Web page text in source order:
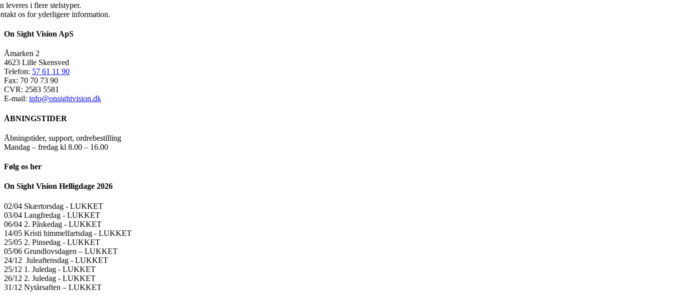
leveres i flere stelstyper.
os for yderligere information.
On Sight Vision ApS
Åmarken 2
4623 Lille Skensved
Telefon: 57 61 11 90
Fax: 70 70 73 90
CVR: 2583 5581
E-mail: info@onsightvision.dk
ÅBNINGSTIDER
Åbningstider, support, ordrebestilling
Mandag – fredag kl 8.00 – 16.00
Følg os her
On Sight Vision Helligdage 2026
02/04 Skærtorsdag ​​- LUKKET
03/04 Langfredag ​​- LUKKET
06/04 2. Påskedag ​​- LUKKET
14/05 Kristi himmelfartsdag ​​- LUKKET
25/05 2. Pinsedag ​​- LUKKET
05/06 Grundlovsdagen – LUKKET
24/12 Juleaftensdag ​​- LUKKET
25/12 1. Juledag ​​- LUKKET
26/12 2. Juledag ​​- LUKKET
31/12 Nytårsaften – LUKKET